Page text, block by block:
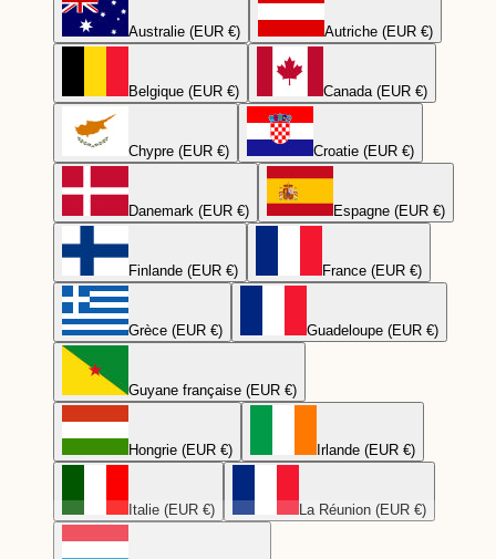
Australie (EUR €) Autriche (EUR €)
Belgique (EUR €) Canada (EUR €)
Chypre (EUR €) Croatie (EUR €)
Danemark (EUR €) Espagne (EUR €)
Finlande (EUR €) France (EUR €)
Grèce (EUR €) Guadeloupe (EUR €)
Guyane française (EUR €)
Hongrie (EUR €) Irlande (EUR €)
Italie (EUR €) La Réunion (EUR €)